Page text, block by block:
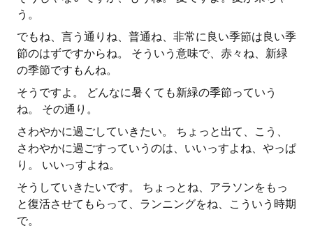
う。
でもね、言う通りね、普通ね、非常に良い季節は良い季
節のはずですからね。 そういう意味で、赤々ね、新緑
の季節ですもんね。
そうですよ。 どんなに暑くても新緑の季節っていう
ね。 その通り。
さわやかに過ごしていきたい。 ちょっと出て、こう、
さわやかに過ごすっていうのは、いいっすよね、やっぱ
り。 いいっすよね。
そうしていきたいです。 ちょっとね、アラソンをもっ
と復活させてもらって、ランニングをね、こういう時期
で。